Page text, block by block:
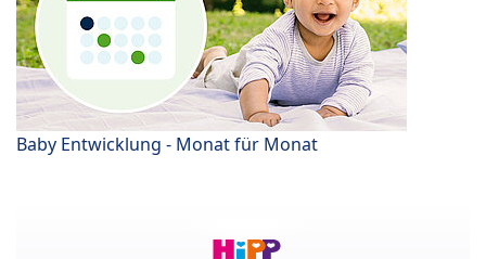
Baby Entwicklung - Monat für Monat